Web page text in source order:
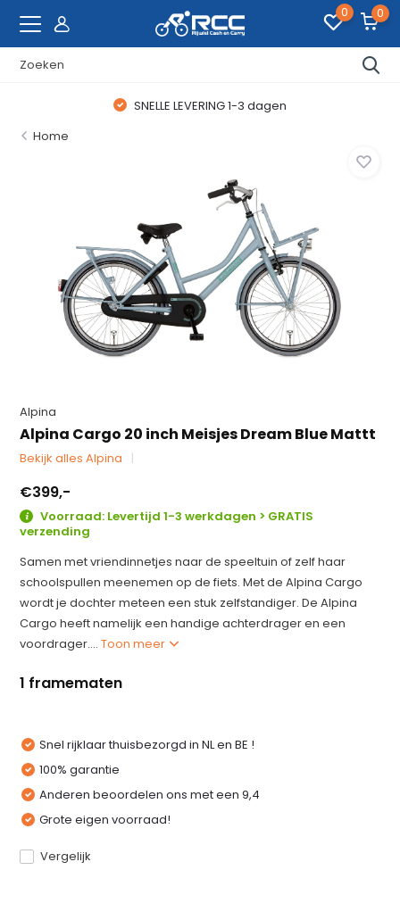
0 0
SNELLE LEVERING 1-3 dagen
Home
Alpina
Alpina Cargo 20 inch Meisjes Dream Blue Mattt
Bekijk alles Alpina
€399,-
Voorraad: Levertijd 1-3 werkdagen > GRATIS
verzending
Samen met vriendinnetjes naar de speeltuin of zelf haar
schoolspullen meenemen op de fiets. Met de Alpina Cargo
wordt je dochter meteen een stuk zelfstandiger. De Alpina
Cargo heeft namelijk een handige achterdrager en een
voordrager....Toon meer
1 framematen
Snel rijklaar thuisbezorgd in NL en BE !
100% garantie
Anderen beoordelen ons met een 9,4
Grote eigen voorraad!
Vergelijk